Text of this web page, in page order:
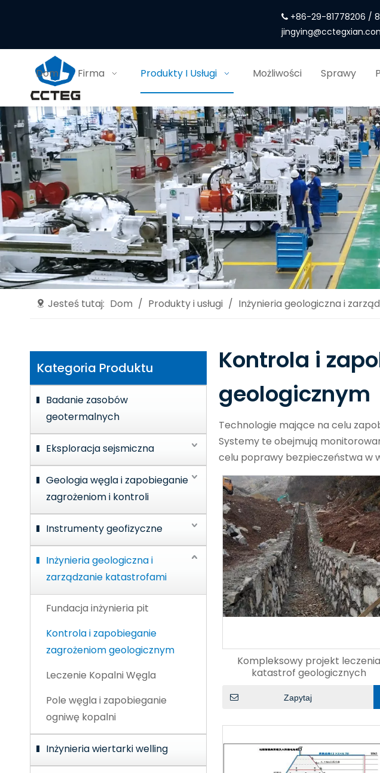
 +86-29-
Dom Firma Produkty I Usługi Możliwości Sprawy
Jesteś tutaj: Dom / Produkty i usługi / Inżynieria geologiczna i
Kategoria Produktu
Badanie zasobów
geotermalnych
Eksploracja sejsmiczna
Geologia węgla i zapobieganie
zagrożeniom i kontroli
Instrumenty geofizyczne
Inżynieria geologiczna i
zarządzanie katastrofami
Fundacja inżynieria pit
Kontrola i zapobieganie
zagrożeniom geologicznym
Leczenie Kopalni Węgla
Pole węgla i zapobieganie
ogniwę kopalni
Inżynieria wiertarki welling
Kontrola i
geologicznym
Technologie mające na celu
Systemy te obejmują
celu poprawy bezpieczeństwa w
Kompleksowy projekt leczenia
katastrof geologicznych
Zapytaj